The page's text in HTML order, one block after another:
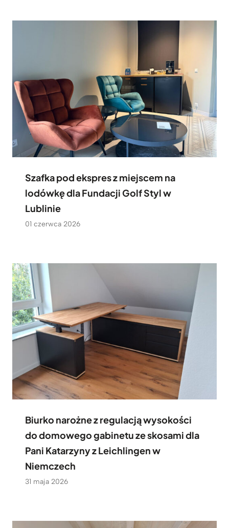
Szafka pod ekspres z miejscem na
lodówkę dla Fundacji Golf Styl w
Lublinie
01 czerwca 2026
Biurko narożne z regulacją wysokości
do domowego gabinetu ze skosami dla
Pani Katarzyny z Leichlingen w
Niemczech
31 maja 2026